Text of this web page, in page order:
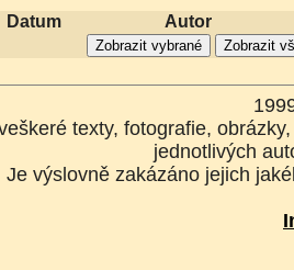
Datum Autor
texty, fotografie,
jednotlivých
Je výslovně zakázáno jejich